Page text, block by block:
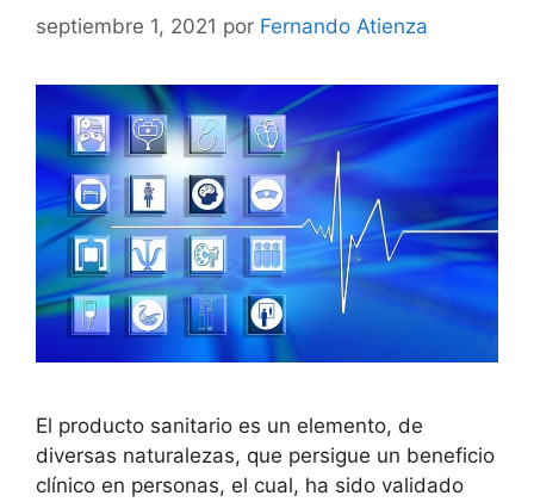
septiembre 1, 2021 por Fernando Atienza
El producto sanitario es un elemento, de
diversas naturalezas, que persigue un beneficio
clínico en personas, el cual, ha sido validado